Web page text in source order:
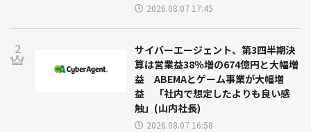
2026.08.07 17:45
サイバーエージェント、第3四半期決
算は営業益38％増の674億円と大幅増
益 ABEMAとゲーム事業が大幅増
益 「社内で想定したよりも良い感
触」(山内社長)
2026.08.07 16:58